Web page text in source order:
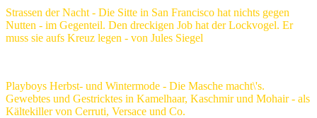
Strassen der Nacht - Die Sitte in San Francisco hat nichts gegen
Nutten - im Gegenteil. Den dreckigen Job hat der Lockvogel. Er
muss sie aufs Kreuz legen - von Jules Siegel
Playboys Herbst- und Wintermode - Die Masche macht\'s.
Gewebtes und Gestricktes in Kamelhaar, Kaschmir und Mohair - als
Kältekiller von Cerruti, Versace und Co.